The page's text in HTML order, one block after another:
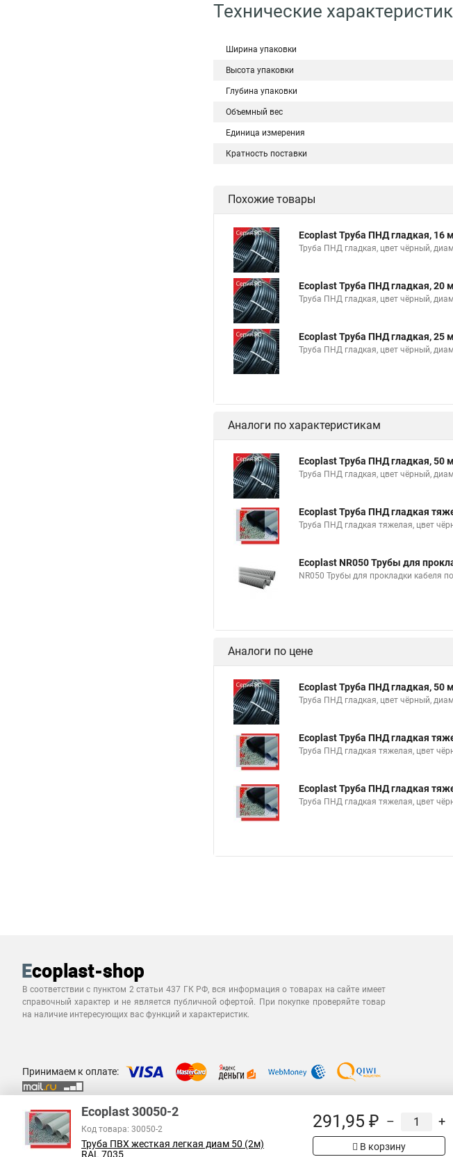
Технические
Ширина упаковки
Высота упаковки
Глубина упаковки
Объемный вес
Единица измерения
Кратность поставки
Похожие товары
Ecoplast Труба ПНД гладкая, 16
Труба ПНД гладкая, цвет чёрный,
Ecoplast Труба ПНД гладкая, 20
Труба ПНД гладкая, цвет чёрный,
Ecoplast Труба ПНД гладкая, 25
Труба ПНД гладкая, цвет чёрный,
Аналоги по характеристикам
Ecoplast Труба ПНД гладкая, 50
Труба ПНД гладкая, цвет чёрный,
Ecoplast Труба ПНД гладкая
Труба ПНД гладкая тяжелая, цвет
Ecoplast NR050 Трубы для
NR050 Трубы для прокладки кабеля
Аналоги по цене
Ecoplast Труба ПНД гладкая, 50
Труба ПНД гладкая, цвет чёрный,
Ecoplast Труба ПНД гладкая
Труба ПНД гладкая тяжелая, цвет
Ecoplast Труба ПНД гладкая
Труба ПНД гладкая тяжелая, цвет
В соответствии с пунктом 2 статьи 437 ГК РФ, вся информация о товарах на сайте имеет
справочный характер и не является публичной офертой. При покупке проверяйте товар
на наличие интересующих вас функций и характеристик.
Принимаем к оплате:
Ecoplast 30050-2
Код товара: 30050-2
Труба ПВХ жесткая легкая диам 50 (2м)
RAL 7035
291,95 ₽ – +
В корзину